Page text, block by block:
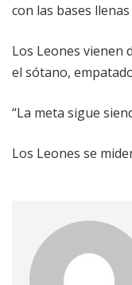
con las bases
Los Leones vienen
el sótano,
“La meta sigue
Los Leones se